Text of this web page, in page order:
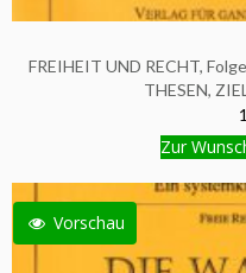
FREIHEIT UND RECHT,
THESEN,
Zur
Vorschau